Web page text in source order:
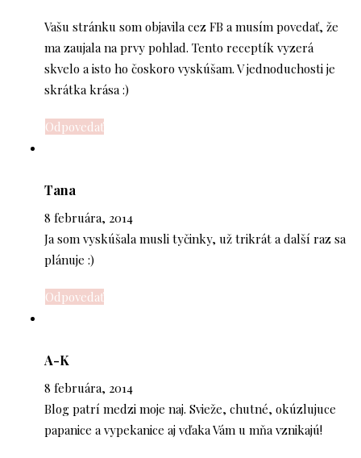
Vašu stránku som objavila cez FB a musím povedať, že
ma zaujala na prvy pohlad. Tento receptík vyzerá
skvelo a isto ho čoskoro vyskúšam. V jednoduchosti je
skrátka krása :)
Odpovedať
Tana
8 februára, 2014
Ja som vyskúšala musli tyčinky, už trikrát a další raz sa
plánuje :)
Odpovedať
A-K
8 februára, 2014
Blog patrí medzi moje naj. Svieže, chutné, okúzlujuce
papanice a vypekanice aj vďaka Vám u mňa vznikajú!